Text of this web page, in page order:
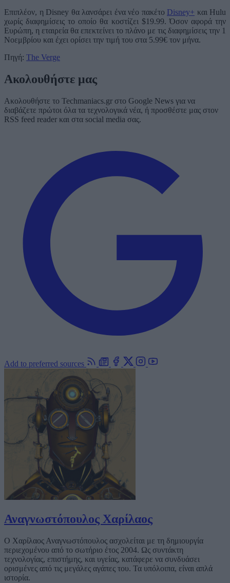
Επιπλέον, η Disney θα λανσάρει ένα νέο πακέτο Disney+ και Hulu
χωρίς διαφημίσεις το οποίο θα κοστίζει $19.99. Όσον αφορά την
Ευρώπη, η εταιρεία θα επεκτείνει το πλάνο με τις διαφημίσεις την 1
Νοεμβρίου και έχει ορίσει την τιμή του στα 5.99€ τον μήνα.
Πηγή: The Verge
Ακολουθήστε μας
Ακολουθήστε το Techmaniacs.gr στο Google News για να
διαβάζετε πρώτοι όλα τα τεχνολογικά νέα, ή προσθέστε μας στον
RSS feed reader και στα social media σας.
Add to preferred sources
Αναγνωστόπουλος Χαρίλαος
Ο Χαρίλαος Αναγνωστόπουλος ασχολείται με τη δημιουργία
περιεχομένου από το σωτήριο έτος 2004. Ως συντάκτη
τεχνολογίας, επιστήμης, και υγείας, κατάφερε να συνδυάσει
ορισμένες από τις μεγάλες αγάπες του. Τα υπόλοιπα, είναι απλά
ιστορία.